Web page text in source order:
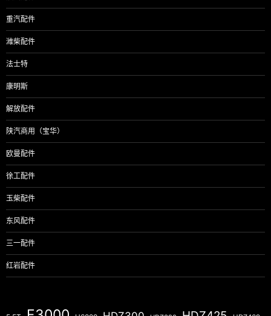
重汽配件
潍柴配件
法士特
康明斯
解放配件
陕汽商用（宝华）
欧曼配件
徐工配件
玉柴配件
东风配件
三一配件
红岩配件